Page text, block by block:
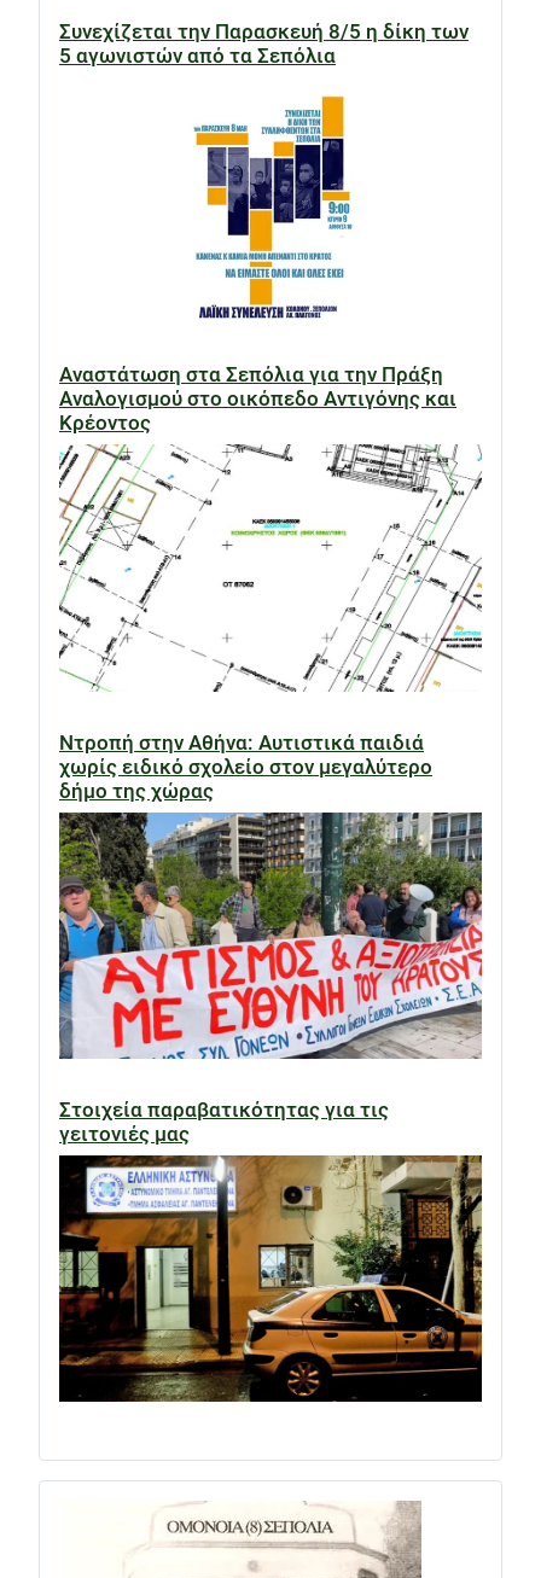
Συνεχίζεται την Παρασκευή 8/5 η δίκη των
5 αγωνιστών από τα Σεπόλια
Αναστάτωση στα Σεπόλια για την Πράξη
Αναλογισμού στο οικόπεδο Αντιγόνης και
Κρέοντος
Ντροπή στην Αθήνα: Αυτιστικά παιδιά
χωρίς ειδικό σχολείο στον μεγαλύτερο
δήμο της χώρας
Στοιχεία παραβατικότητας για τις
γειτονιές μας